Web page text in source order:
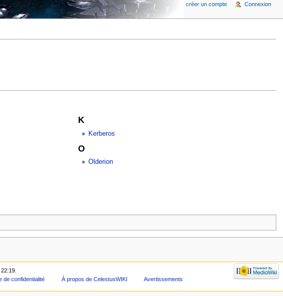
K
Kerberos
O
Olderion
créer un compte Connexion
de confidentialité À propos de CelestusWIKI Avertissements